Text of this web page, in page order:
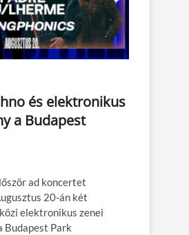
és elektronikus
a Budapest
ad koncertet
20-án két
elektronikus zenei
Budapest Park